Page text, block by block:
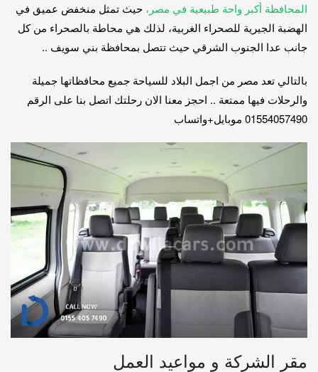
المحافظة أكبر واحة طبيعية في مصر، حيث تمثل منخفض عميق في
الهضبة الجيرية للصحراء الغربية، لذلك هي محاطة بالصحراء من كل
جانب عدا الجنوب الشرقي حيث تتصل بمحافظة بني سويف ..
بالتالي تعد مصر من اجمل البلاد للسياحة جميع محافظاتها جميلة
والرحلات فيها ممتعة .. احجز معنا الان رحلتك اتصل بنا على الرقم
01554057490 موبايل+واتساب
مقر الشركة و مواعيد العمل